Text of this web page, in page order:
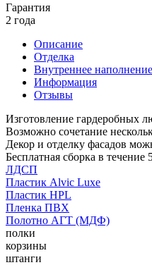
Гарантия
2 года
Описание
Отделка
Внутреннее наполнение
Информация
Отзывы
Изготовление гардеробных
Возможно сочетание
Декор и отделку фасадов
Бесплатная сборка в течение
ЛДСП
Пластик Alvic Luxe
Пластик HPL
Пленка ПВХ
Полотно АГТ (МДФ)
полки
корзины
штанги